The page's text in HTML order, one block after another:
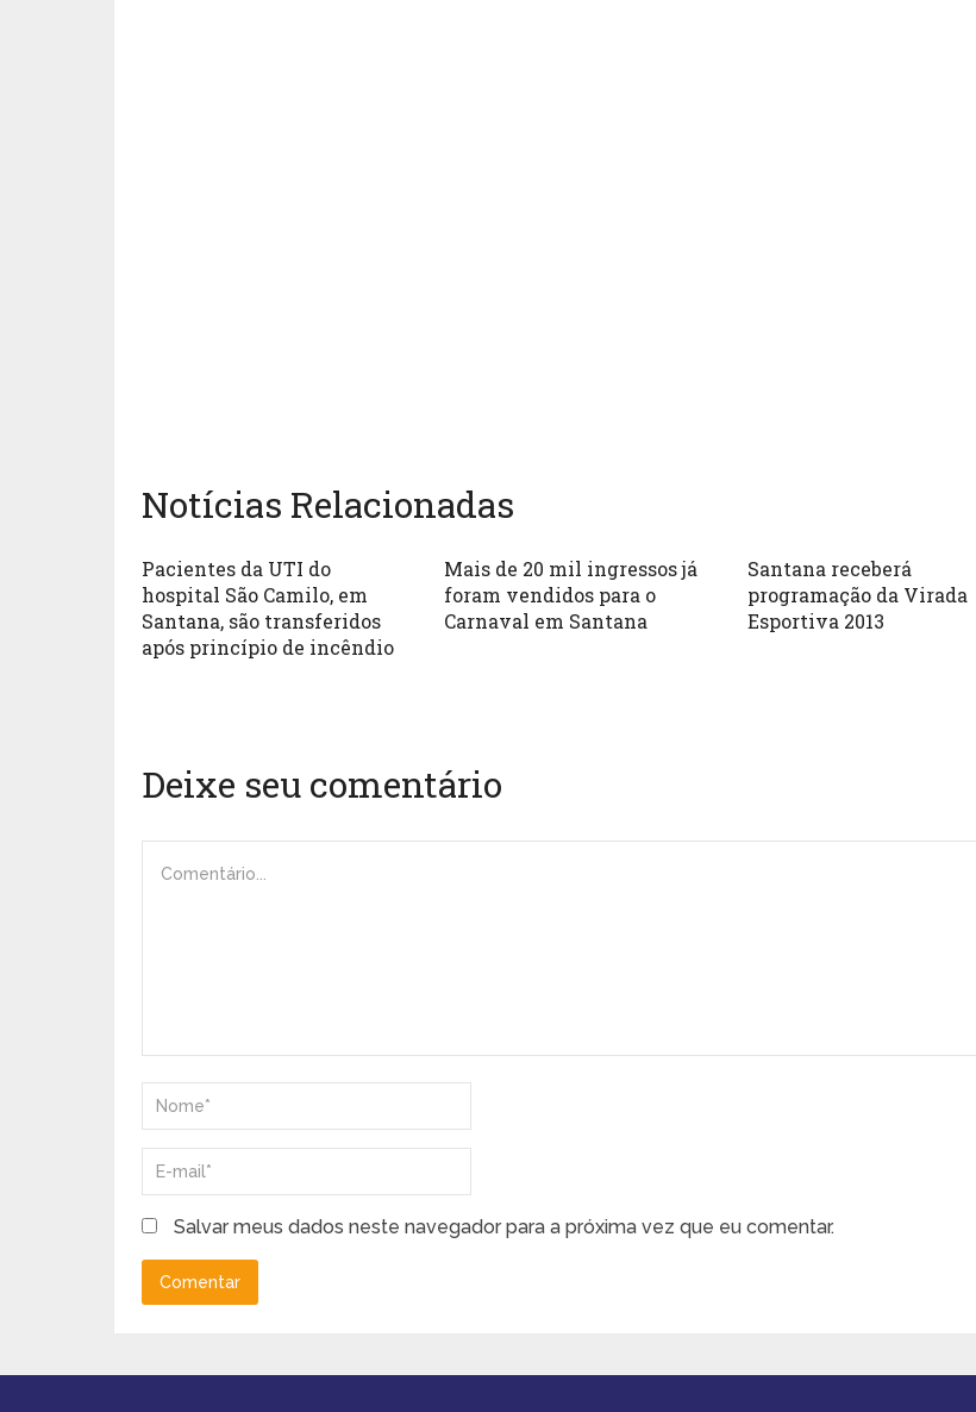
Notícias Relacionadas
Pacientes da UTI do
hospital São Camilo, em
Santana, são transferidos
após princípio de incêndio
Mais de 20 mil ingressos já
foram vendidos para o
Carnaval em Santana
Santana receberá
programação da Virada
Esportiva 2013
Deixe seu comentário
Salvar meus dados neste navegador para a próxima vez que eu comentar.